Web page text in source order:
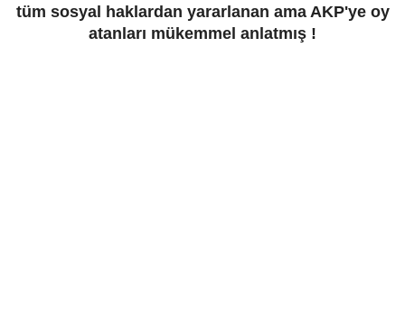
tüm sosyal haklardan yararlanan ama AKP'ye oy
atanları mükemmel anlatmış !